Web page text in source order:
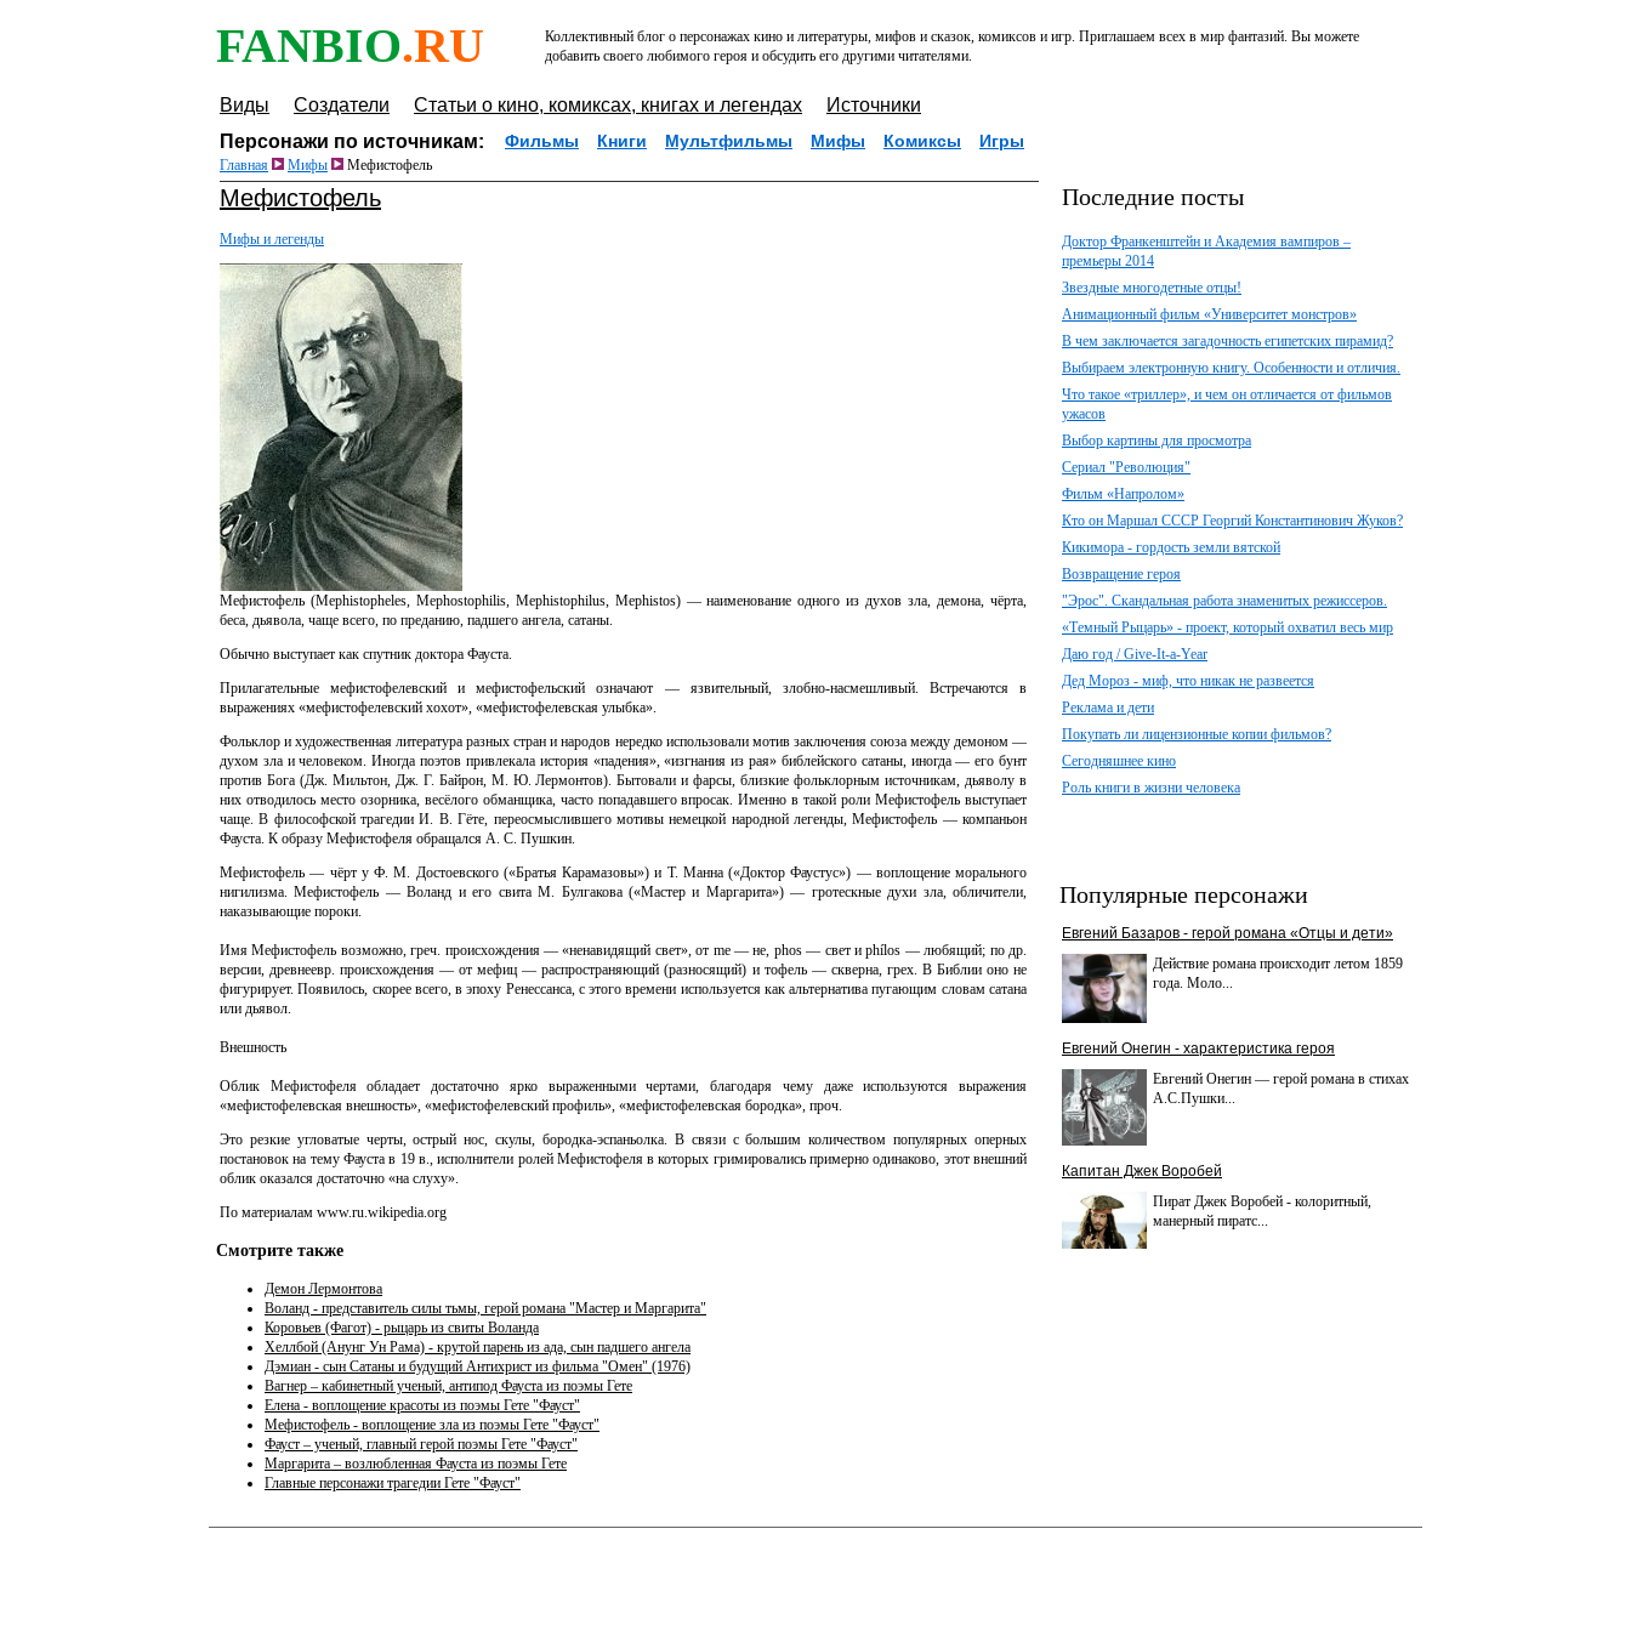
FANBIO.RU
Коллективный блог о персонажах кино и литературы, мифов и сказок, комиксов и игр. Приглашаем всех в мир фантазий. Вы можете
добавить своего любимого героя и обсудить его другими читателями.
Виды Создатели Статьи о кино, комиксах, книгах и легендах
Источники
Персонажи по источникам:
Фильмы Книги Мультфильмы Мифы Комиксы Игры
Главная Мифы Мефистофель
Мефистофель
Мифы и легенды
Мефистофель (Mephistopheles, Mephostophilis, Mephistophilus, Mephistos) — наименование одного из духов зла, демона, чёрта,
беса, дьявола, чаще всего, по преданию, падшего ангела, сатаны.
Обычно выступает как спутник доктора Фауста.
Прилагательные мефистофелевский и мефистофельский означают — язвительный, злобно-насмешливый. Встречаются в
выражениях «мефистофелевский хохот», «мефистофелевская улыбка».
Фольклор и художественная литература разных стран и народов нередко использовали мотив заключения союза между демоном —
духом зла и человеком. Иногда поэтов привлекала история «падения», «изгнания из рая» библейского сатаны, иногда — его бунт
против Бога (Дж. Мильтон, Дж. Г. Байрон, М. Ю. Лермонтов). Бытовали и фарсы, близкие фольклорным источникам, дьяволу в
них отводилось место озорника, весёлого обманщика, часто попадавшего впросак. Именно в такой роли Мефистофель выступает
чаще. В философской трагедии И. В. Гёте, переосмыслившего мотивы немецкой народной легенды, Мефистофель — компаньон
Фауста. К образу Мефистофеля обращался А. С. Пушкин.
Мефистофель — чёрт у Ф. М. Достоевского («Братья Карамазовы») и Т. Манна («Доктор Фаустус») — воплощение морального
нигилизма. Мефистофель — Воланд и его свита М. Булгакова («Мастер и Маргарита») — гротескные духи зла, обличители,
наказывающие пороки.
Имя Мефистофель возможно, греч. происхождения — «ненавидящий свет», от me — не, phos — свет и phílos — любящий; по др.
версии, древнеевр. происхождения — от мефиц — распространяющий (разносящий) и тофель — скверна, грех. В Библии оно не
фигурирует. Появилось, скорее всего, в эпоху Ренессанса, с этого времени используется как альтернатива пугающим словам сатана
или дьявол.
Внешность
Облик Мефистофеля обладает достаточно ярко выраженными чертами, благодаря чему даже используются выражения
«мефистофелевская внешность», «мефистофелевский профиль», «мефистофелевская бородка», проч.
Это резкие угловатые черты, острый нос, скулы, бородка-эспаньолка. В связи с большим количеством популярных оперных
постановок на тему Фауста в 19 в., исполнители ролей Мефистофеля в которых гримировались примерно одинаково, этот внешний
облик оказался достаточно «на слуху».
По материалам www.ru.wikipedia.org
Смотрите также
Демон Лермонтова
Воланд - представитель силы тьмы, герой романа "Мастер и Маргарита"
Коровьев (Фагот) - рыцарь из свиты Воланда
Хеллбой (Анунг Ун Рама) - крутой парень из ада, сын падшего ангела
Дэмиан - сын Сатаны и будущий Антихрист из фильма "Омен" (1976)
Вагнер – кабинетный ученый, антипод Фауста из поэмы Гете
Елена - воплощение красоты из поэмы Гете "Фауст"
Мефистофель - воплощение зла из поэмы Гете "Фауст"
Фауст – ученый, главный герой поэмы Гете "Фауст"
Маргарита – возлюбленная Фауста из поэмы Гете
Главные персонажи трагедии Гете "Фауст"
Последние посты
Доктор Франкенштейн и Академия вампиров –
премьеры 2014
Звездные многодетные отцы!
Анимационный фильм «Университет монстров»
В чем заключается загадочность египетских пирамид?
Выбираем электронную книгу. Особенности и отличия.
Что такое «триллер», и чем он отличается от фильмов
ужасов
Выбор картины для просмотра
Сериал "Революция"
Фильм «Напролом»
Кто он Маршал СССР Георгий Константинович Жуков?
Кикимора - гордость земли вятской
Возвращение героя
"Эрос". Скандальная работа знаменитых режиссеров.
«Темный Рыцарь» - проект, который охватил весь мир
Даю год / Give-It-a-Year
Дед Мороз - миф, что никак не развеется
Реклама и дети
Покупать ли лицензионные копии фильмов?
Сегодняшнее кино
Роль книги в жизни человека
Популярные персонажи
Евгений Базаров - герой романа «Отцы и дети»
Действие романа происходит летом 1859
года. Моло...
Евгений Онегин - характеристика героя
Евгений Онегин — герой романа в стихах
А.С.Пушки...
Капитан Джек Воробей
Пират Джек Воробей - колоритный,
манерный пиратс...